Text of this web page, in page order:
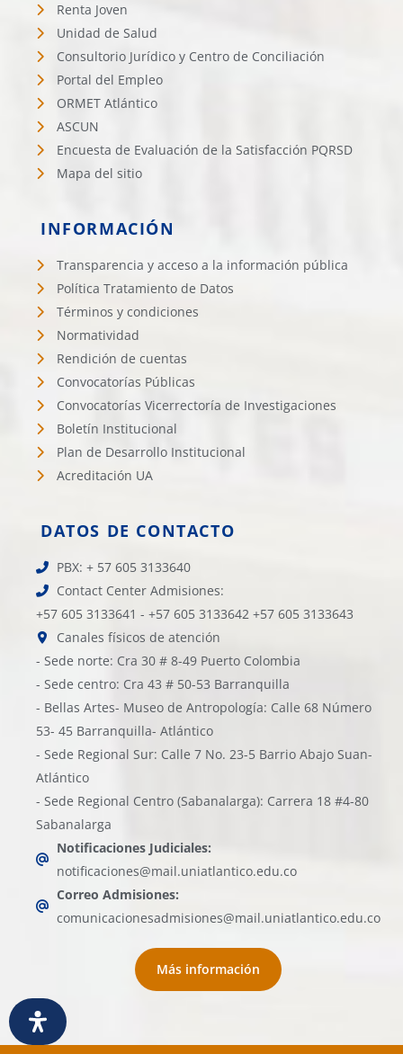
Renta Joven
Unidad de Salud
Consultorio Jurídico y Centro de Conciliación
Portal del Empleo
ORMET Atlántico
ASCUN
Encuesta de Evaluación de la Satisfacción PQRSD
Mapa del sitio
INFORMACIÓN
Transparencia y acceso a la información pública
Política Tratamiento de Datos
Términos y condiciones
Normatividad
Rendición de cuentas
Convocatorías Públicas
Convocatorías Vicerrectoría de Investigaciones
Boletín Institucional
Plan de Desarrollo Institucional
Acreditación UA
DATOS DE CONTACTO
PBX: + 57 605 3133640
Contact Center Admisiones:
+57 605 3133641 - +57 605 3133642 +57 605 3133643
Canales físicos de atención
- Sede norte: Cra 30 # 8-49 Puerto Colombia
- Sede centro: Cra 43 # 50-53 Barranquilla
- Bellas Artes- Museo de Antropología: Calle 68 Número
53- 45 Barranquilla- Atlántico
- Sede Regional Sur: Calle 7 No. 23-5 Barrio Abajo Suan-
Atlántico
- Sede Regional Centro (Sabanalarga): Carrera 18 #4-80
Sabanalarga
Notificaciones Judiciales:
notificaciones@mail.uniatlantico.edu.co
Correo Admisiones:
comunicacionesadmisiones@mail.uniatlantico.edu.co
Más información